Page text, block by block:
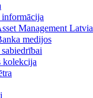
informācija
Management Latvia
medijos
kolekcija